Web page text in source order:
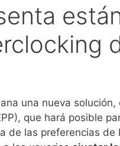
una nueva solución,
que hará posible
de las preferencias de